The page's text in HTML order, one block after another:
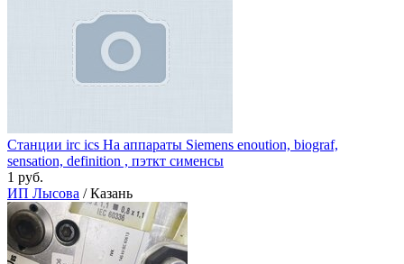
Станции irc ics На аппараты Siemens enoution, biograf,
sensation, definition , пэткт сименсы
1 руб.
ИП Лысова / Казань